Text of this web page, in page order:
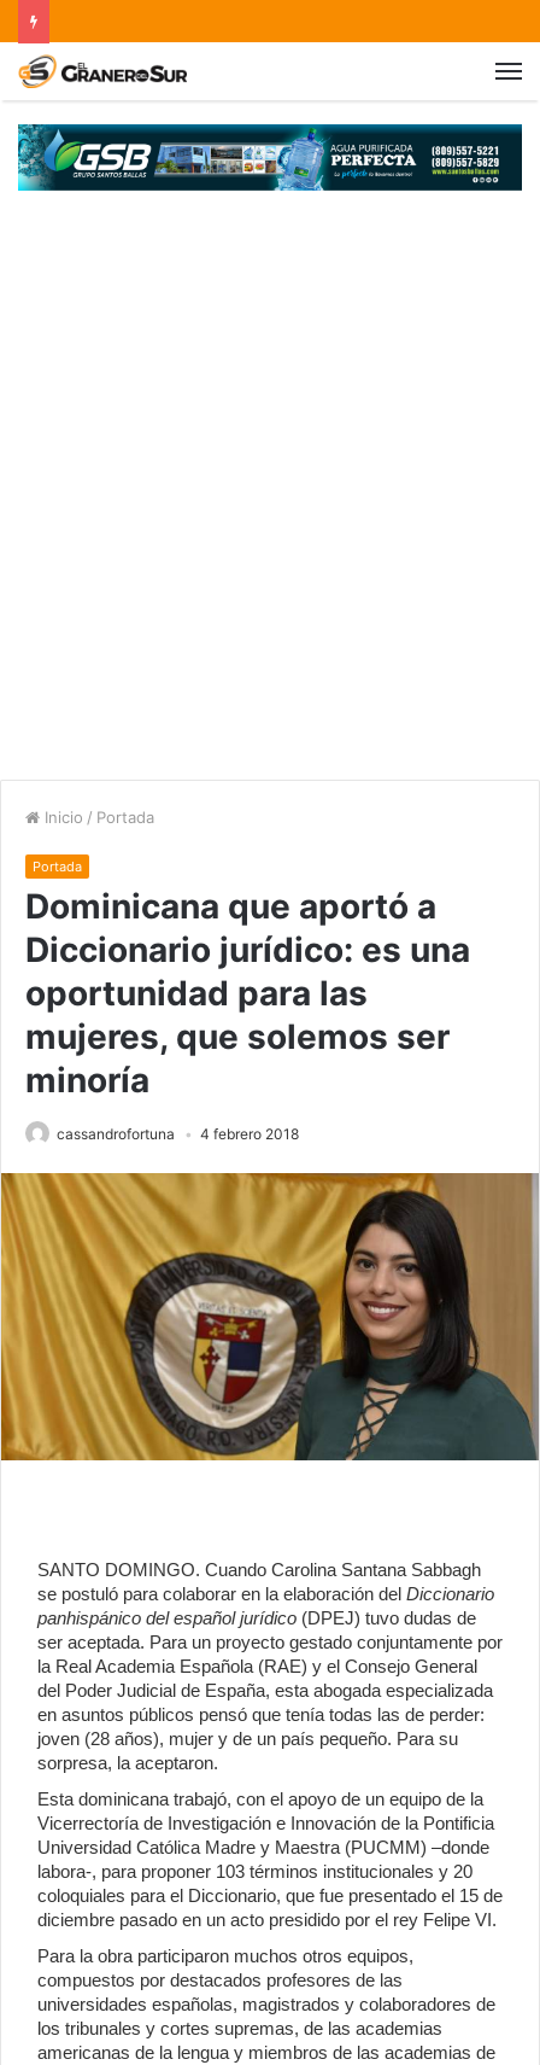
Inicio / Portada
Portada
Dominicana que aportó a
Diccionario jurídico: es una
oportunidad para las
mujeres, que solemos ser
minoría
cassandrofortuna 4 febrero 2018
SANTO DOMINGO. Cuando Carolina Santana Sabbagh
se postuló para colaborar en la elaboración del Diccionario
panhispánico del español jurídico (DPEJ) tuvo dudas de
ser aceptada. Para un proyecto gestado conjuntamente por
la Real Academia Española (RAE) y el Consejo General
del Poder Judicial de España, esta abogada especializada
en asuntos públicos pensó que tenía todas las de perder:
joven (28 años), mujer y de un país pequeño. Para su
sorpresa, la aceptaron.
Esta dominicana trabajó, con el apoyo de un equipo de la
Vicerrectoría de Investigación e Innovación de la Pontificia
Universidad Católica Madre y Maestra (PUCMM) –donde
labora-, para proponer 103 términos institucionales y 20
coloquiales para el Diccionario, que fue presentado el 15 de
diciembre pasado en un acto presidido por el rey Felipe VI.
Para la obra participaron muchos otros equipos,
compuestos por destacados profesores de las
universidades españolas, magistrados y colaboradores de
los tribunales y cortes supremas, de las academias
americanas de la lengua y miembros de las academias de